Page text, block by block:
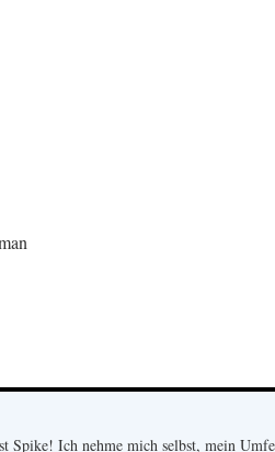
Spike! Ich nehme mich selbst, mein